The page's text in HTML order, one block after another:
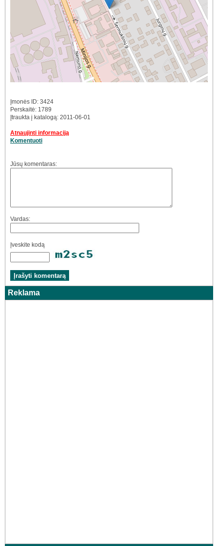
Įmonės ID: 3424
Perskaitė: 1789
Įtraukta į katalogą: 2011-06-01
Atnaujinti informaciją
Komentuoti
Jūsų komentaras:
Vardas:
Įveskite kodą
Reklama